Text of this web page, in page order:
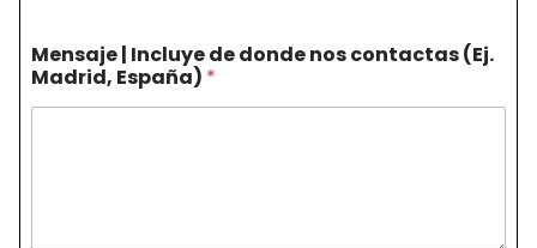
Mensaje | Incluye de donde nos contactas (Ej.
Madrid, España) *